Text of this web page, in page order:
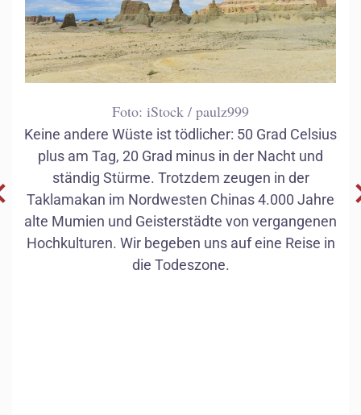
Foto: iStock / paulz999
Keine andere Wüste ist tödlicher: 50 Grad Celsius
plus am Tag, 20 Grad minus in der Nacht und
ständig Stürme. Trotzdem zeugen in der
Taklamakan im Nordwesten Chinas 4.000 Jahre
alte Mumien und Geisterstädte von vergangenen
Hochkulturen. Wir begeben uns auf eine Reise in
die Todeszone.